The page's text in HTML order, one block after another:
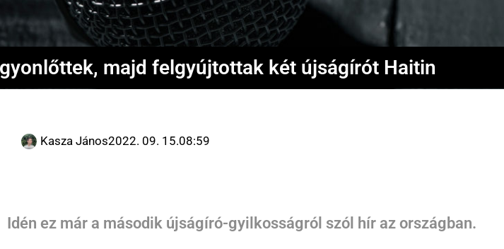
majd felgyújtottak két újságírót Haitin
Kasza János2022. 09. 15.08:59
Idén ez már a második újságíró-gyilkosságról szól hír az országban.